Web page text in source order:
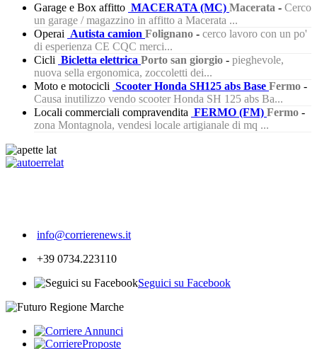
Garage e Box affitto MACERATA (MC) Macerata - Cerco
un garage / magazzino in affitto a Macerata ...
Operai Autista camion Folignano - cerco lavoro con un po'
di esperienza CE CQC merci...
Cicli Bicletta elettrica Porto san giorgio - pieghevole,
nuova sella ergonomica, zoccoletti dei...
Moto e motocicli Scooter Honda SH125 abs Base Fermo -
Causa inutilizzo vendo scooter Honda SH 125 abs Ba...
Locali commerciali compravendita FERMO (FM) Fermo -
zona Montagnola, vendesi locale artigianale di mq ...
info@corrierenews.it
+39 0734.223110
Seguici su Facebook